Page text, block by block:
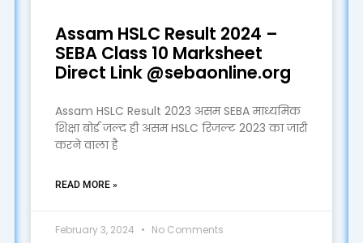
Assam HSLC Result 2024 –
SEBA Class 10 Marksheet
Direct Link @sebaonline.org
Assam HSLC Result 2023 असम SEBA माध्यमिक
शिक्षा बोर्ड जल्द ही असम HSLC रिजल्ट 2023 का जारी
करने वाला है
READ MORE »
February 3, 2024 No Comments